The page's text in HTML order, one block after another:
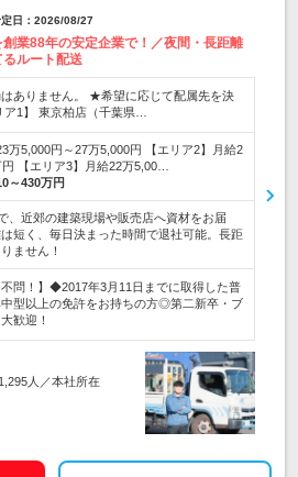
日：2026/08/27
業88年の安定企業で！／夜間・長距離
ルート配送
ありません。 ★希望に応じて配属先を決
ア1】 東京柏店（千葉県…
万5,000円～27万5,000円 【エリア2】月給2
【エリア3】月給22万5,00…
～430万円
、近郊の建築現場や販売店へ資材をお届
短く、毎日決まった時間で退社可能。長距
ません！
不問！】◆2017年3月11日までに取得した普
型以上の免許をお持ちの方◎第二新卒・ブ
歓迎！
人／本社所在